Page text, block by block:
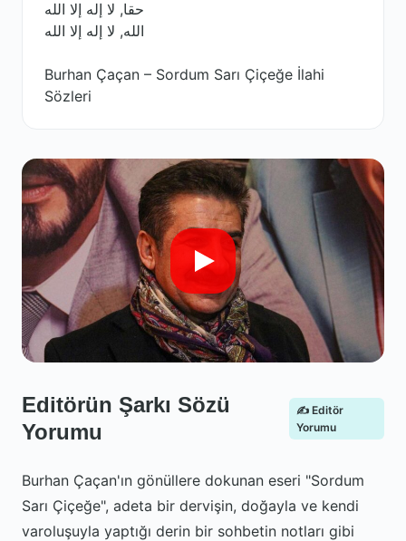
حقا, لا إله إلا الله
الله, لا إله إلا الله
Burhan Çaçan – Sordum Sarı Çiçeğe İlahi
Sözleri
Editörün Şarkı Sözü
Yorumu
✍️ Editör
Yorumu
Burhan Çaçan'ın gönüllere dokunan eseri "Sordum
Sarı Çiçeğe", adeta bir dervişin, doğayla ve kendi
varoluşuyla yaptığı derin bir sohbetin notları gibi